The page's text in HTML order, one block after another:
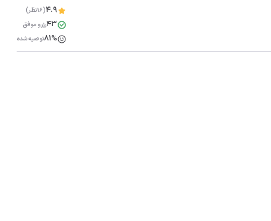
4.9(16نظر)
43رزرو موفق
81%توصیه شده